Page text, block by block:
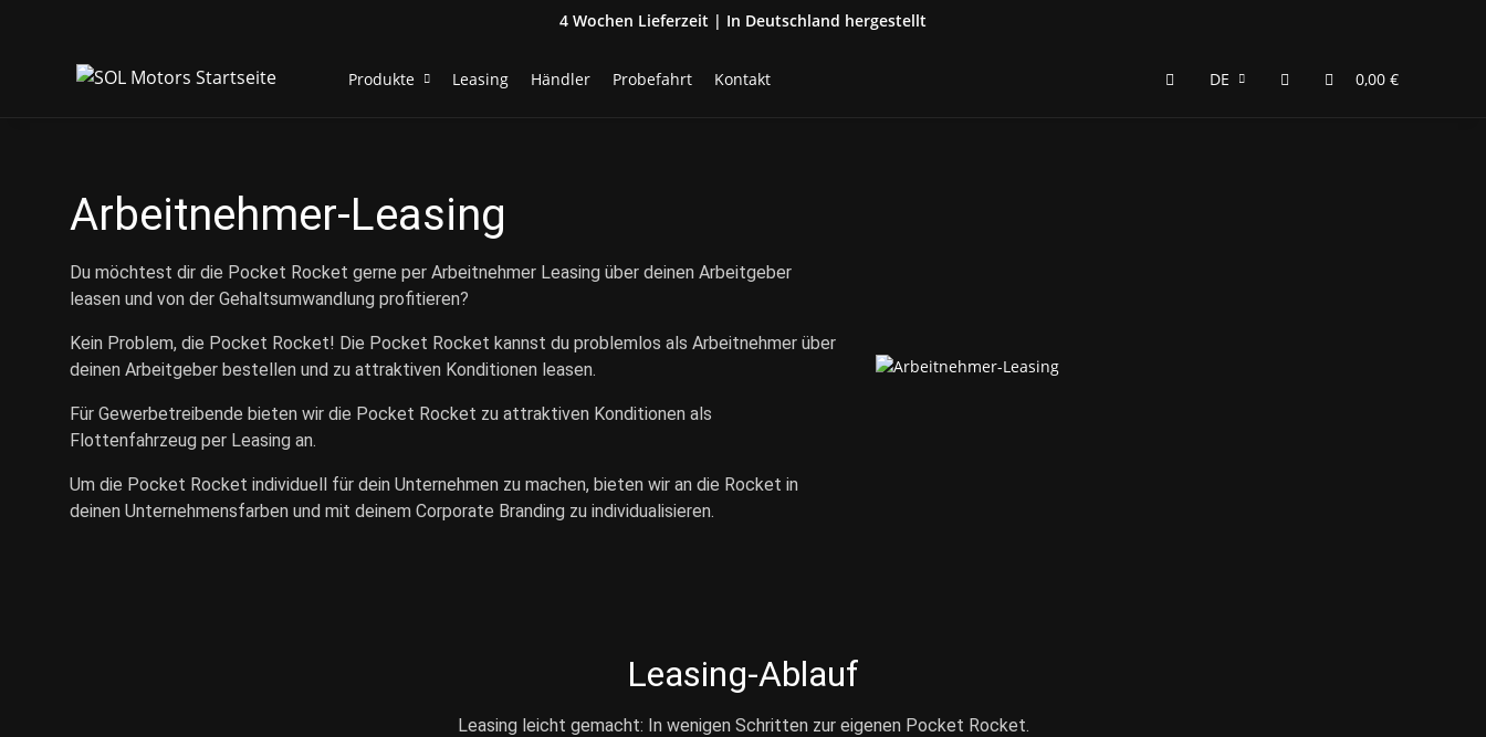
4 Wochen Lieferzeit | In Deutschland hergestellt
DE 0,00 €
Produkte Leasing Händler Probefahrt Kontakt
Arbeitnehmer-Leasing
Du möchtest dir die Pocket Rocket gerne per Arbeitnehmer Leasing über deinen Arbeitgeber
leasen und von der Gehaltsumwandlung profitieren?
Kein Problem, die Pocket Rocket! Die Pocket Rocket kannst du problemlos als Arbeitnehmer über
deinen Arbeitgeber bestellen und zu attraktiven Konditionen leasen.
Für Gewerbetreibende bieten wir die Pocket Rocket zu attraktiven Konditionen als
Flottenfahrzeug per Leasing an.
Um die Pocket Rocket individuell für dein Unternehmen zu machen, bieten wir an die Rocket in
deinen Unternehmensfarben und mit deinem Corporate Branding zu individualisieren.
Leasing-Ablauf
Leasing leicht gemacht: In wenigen Schritten zur eigenen Pocket Rocket.